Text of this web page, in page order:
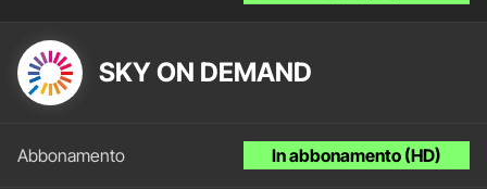
SKY ON DEMAND
In abbonamento (HD)